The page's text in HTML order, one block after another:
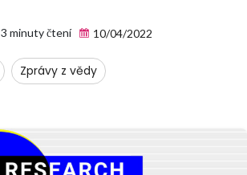
3 minuty čtení 10/04/2022
Zprávy z vědy